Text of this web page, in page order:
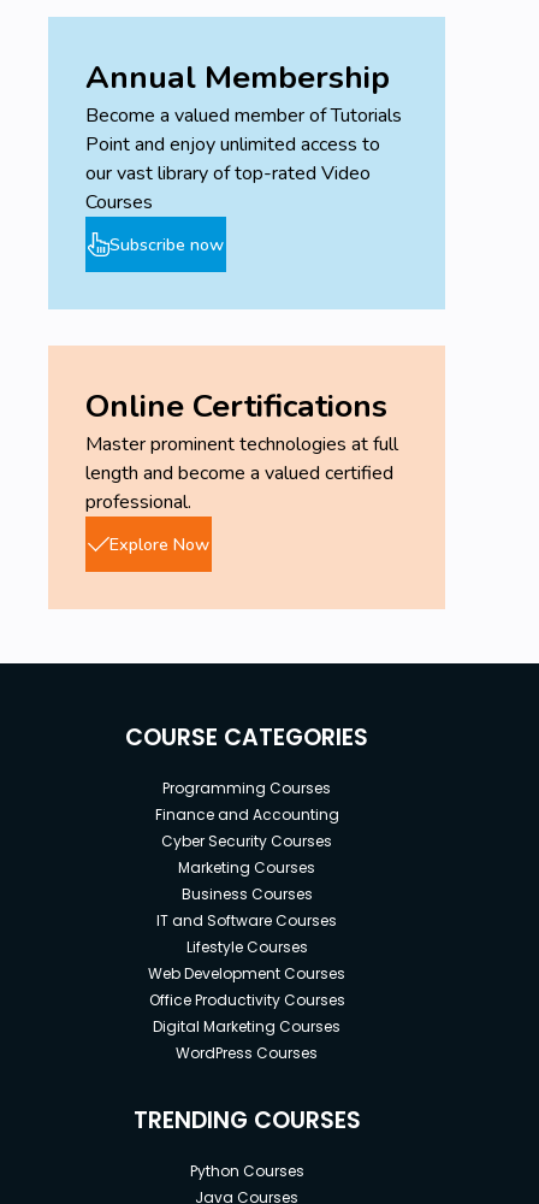
Annual Membership
Become a valued member of Tutorials
Point and enjoy unlimited access to
our vast library of top-rated Video
Courses
Subscribe now
Online Certifications
Master prominent technologies at full
length and become a valued certified
professional.
Explore Now
COURSE CATEGORIES
Programming Courses
Finance and Accounting
Cyber Security Courses
Marketing Courses
Business Courses
IT and Software Courses
Lifestyle Courses
Web Development Courses
Office Productivity Courses
Digital Marketing Courses
WordPress Courses
TRENDING COURSES
Python Courses
Java Courses